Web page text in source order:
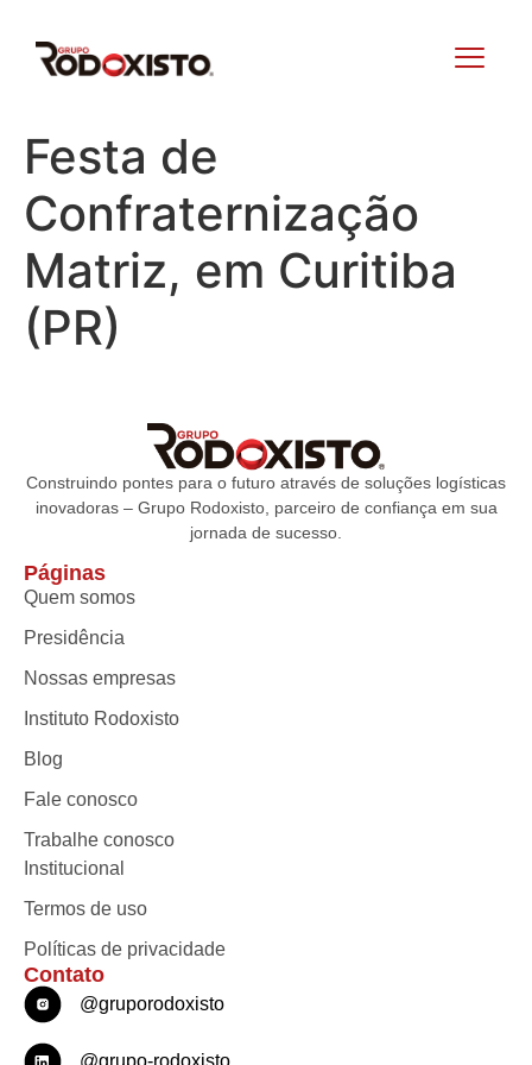
Festa de
Confraternização
Matriz, em Curitiba
(PR)
Construindo pontes para o futuro através de soluções logísticas
inovadoras – Grupo Rodoxisto, parceiro de confiança em sua
jornada de sucesso.
Páginas
Quem somos
Presidência
Nossas empresas
Instituto Rodoxisto
Blog
Fale conosco
Trabalhe conosco
Institucional
Termos de uso
Políticas de privacidade
Contato
@gruporodoxisto